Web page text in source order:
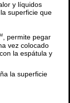
y líquidos
superficie que
, permite pegar
vez colocado
con la espátula y
la superficie